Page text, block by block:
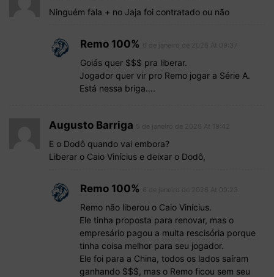
Ninguém fala + no Jaja foi contratado ou não
Remo 100%
Goiás quer $$$ pra liberar.
Jogador quer vir pro Remo jogar a Série A.
Está nessa briga….
Augusto Barriga
E o Dodô quando vai embora?
Liberar o Caio Vinícius e deixar o Dodô,
Remo 100%
Remo não liberou o Caio Vinícius.
Ele tinha proposta para renovar, mas o
empresário pagou a multa rescisória porque
tinha coisa melhor para seu jogador.
Ele foi para a China, todos os lados saíram
ganhando $$$, mas o Remo ficou sem seu